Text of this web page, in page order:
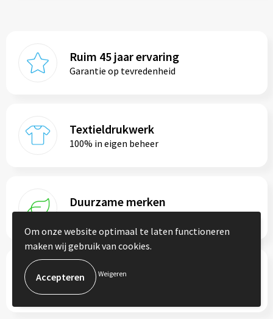
Ruim 45 jaar ervaring
Garantie op tevredenheid
Textieldrukwerk
100% in eigen beheer
Duurzame merken
Persoonlijk advies
Altijd je vaste contactpersoon
Om onze website optimaal te laten functioneren
maken wij gebruik van cookies.
Weigeren